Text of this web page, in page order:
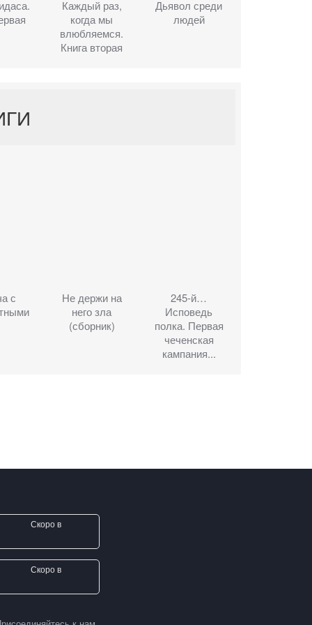
Каждый раз,
когда мы
влюбляемся.
Книга вторая
Дьявол среди
людей
с
Не держи на
него зла
(сборник)
245-й…
Исповедь
полка. Первая
чеченская
кампания...
Скоро в
Скоро в